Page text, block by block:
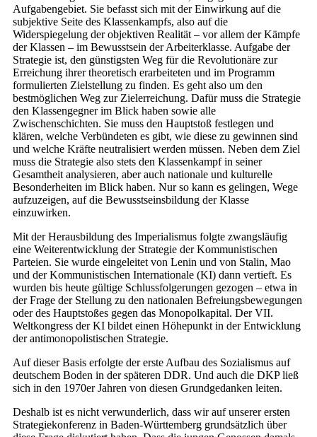
Aufgabengebiet. Sie befasst sich mit der Einwirkung auf die
subjektive Seite des Klassenkampfs, also auf die
Widerspiegelung der objektiven Realität – vor allem der Kämpfe
der Klassen – im Bewusstsein der Arbeiterklasse. Aufgabe der
Strategie ist, den günstigsten Weg für die Revolutionäre zur
Erreichung ihrer theoretisch erarbeiteten und im Programm
formulierten Zielstellung zu finden. Es geht also um den
bestmöglichen Weg zur Zielerreichung. Dafür muss die Strategie
den Klassengegner im Blick haben sowie alle
Zwischenschichten. Sie muss den Hauptstoß festlegen und
klären, welche Verbündeten es gibt, wie diese zu gewinnen sind
und welche Kräfte neutralisiert werden müssen. Neben dem Ziel
muss die Strategie also stets den Klassenkampf in seiner
Gesamtheit analysieren, aber auch nationale und kulturelle
Besonderheiten im Blick haben. Nur so kann es gelingen, Wege
aufzuzeigen, auf die Bewusstseinsbildung der Klasse
einzuwirken.
Mit der Herausbildung des Imperialismus folgte zwangsläufig
eine Weiterentwicklung der Strategie der Kommunistischen
Parteien. Sie wurde eingeleitet von Lenin und von Stalin, Mao
und der Kommunistischen Internationale (KI) dann vertieft. Es
wurden bis heute gültige Schlussfolgerungen gezogen – etwa in
der Frage der Stellung zu den nationalen Befreiungsbewegungen
oder des Hauptstoßes gegen das Monopolkapital. Der VII.
Weltkongress der KI bildet einen Höhepunkt in der Entwicklung
der antimonopolistischen Strategie.
Auf dieser Basis erfolgte der erste Aufbau des Sozialismus auf
deutschem Boden in der späteren DDR. Und auch die DKP ließ
sich in den 1970er Jahren von diesen Grundgedanken leiten.
Deshalb ist es nicht verwunderlich, dass wir auf unserer ersten
Strategiekonferenz in Baden-Württemberg grundsätzlich über